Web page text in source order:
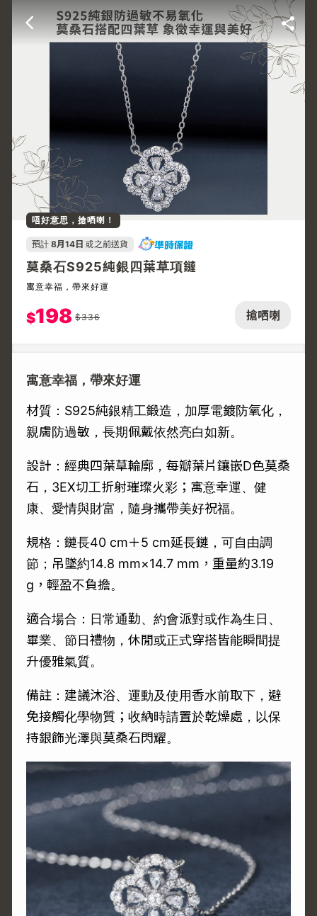
搶哂喇
唔好意思，搶哂喇！
預計 8月14日 或之前送貨
莫桑石S925純銀四葉草項鏈
寓意幸福，帶來好運
$198 $336
寓意幸福，帶來好運
材質：S925純銀精工鍛造，加厚電鍍防氧化，
親膚防過敏，長期佩戴依然亮白如新。
設計：經典四葉草輪廓，每瓣葉片鑲嵌D色莫桑
石，3EX切工折射璀璨火彩；寓意幸運、健
康、愛情與財富，隨身攜帶美好祝福。
規格：鏈長40 cm＋5 cm延長鏈，可自由調
節；吊墜約14.8 mm×14.7 mm，重量約3.19
g，輕盈不負擔。
適合場合：日常通勤、約會派對或作為生日、
畢業、節日禮物，休閒或正式穿搭皆能瞬間提
升優雅氣質。
備註：建議沐浴、運動及使用香水前取下，避
免接觸化學物質；收納時請置於乾燥處，以保
持銀飾光澤與莫桑石閃耀。